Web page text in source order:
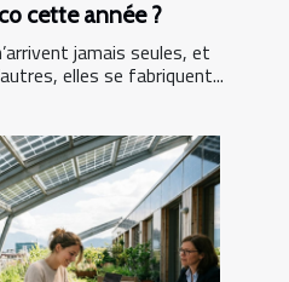
cette année ?
jamais seules, et
elles se fabriquent...